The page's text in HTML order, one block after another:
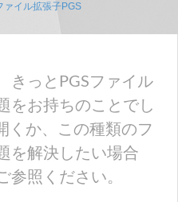
ァイル拡張子PGS
きっとPGSファイル
をお持ちのことでし
くか、この種類のフ
を解決したい場合
参照ください。